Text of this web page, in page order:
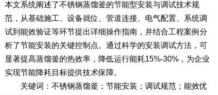
本文系统阐述了不锈钢蒸馏釜的节能型安装与调试技术规
范，从基础施工、设备就位、管道连接、电气配置、系统调
试到能效验证等环节提出详细操作指南，并结合工程案例分
析了节能安装的关键控制点。通过科学的安装调试方法，可
显著提高蒸馏釜的热效率，降低运行能耗15%-30%，为企业
实现节能降耗目标提供技术保障。
关键词 ：不锈钢蒸馏釜；节能安装；调试规范；能效优